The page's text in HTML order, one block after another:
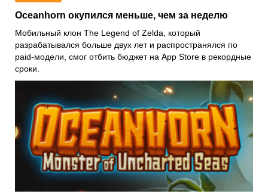
Oceanhorn окупился меньше, чем за неделю
Мобильный клон The Legend of Zelda, который
разрабатывался больше двух лет и распространялся по
paid-модели, смог отбить бюджет на App Store в рекордные
сроки.